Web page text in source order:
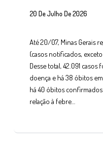
20 De Julho De 2026
Até 20/07, Minas Gerais
(casos notificados,
Desse total, 42.091
doença e há 38 óbitos
há 40 óbitos
relação à febre…